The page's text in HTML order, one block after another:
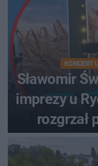
KONCERT
Sławomir
imprezy u
rozgrzał